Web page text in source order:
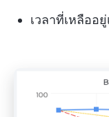
เวลาที่เหลืออ